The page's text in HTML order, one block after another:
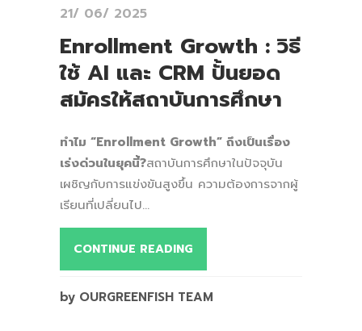
21/ 06/ 2025
Enrollment Growth : วิธี
ใช้ AI และ CRM ปั้นยอด
สมัครให้สถาบันการศึกษา
ทำไม “Enrollment Growth” ถึงเป็นเรื่อง
เร่งด่วนในยุคนี้?สถาบันการศึกษาในปัจจุบัน
เผชิญกับการแข่งขันสูงขึ้น ความต้องการจากผู้
เรียนที่เปลี่ยนไป...
CONTINUE READING
by OURGREENFISH TEAM